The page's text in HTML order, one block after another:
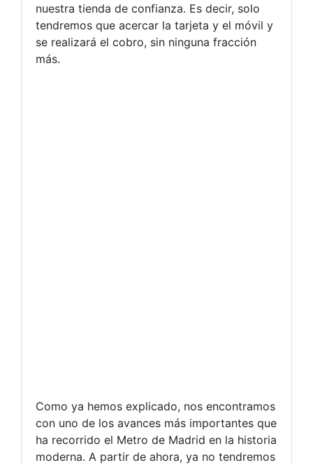
nuestra tienda de confianza. Es decir, solo
tendremos que acercar la tarjeta y el móvil y
se realizará el cobro, sin ninguna fracción
más.
Como ya hemos explicado, nos encontramos
con uno de los avances más importantes que
ha recorrido el Metro de Madrid en la historia
moderna. A partir de ahora, ya no tendremos